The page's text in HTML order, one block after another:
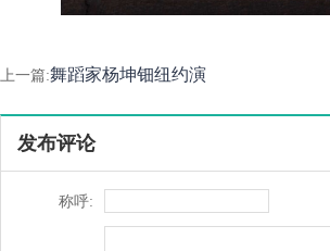
上一篇:舞蹈家杨坤钿纽约演
发布评论
称呼: